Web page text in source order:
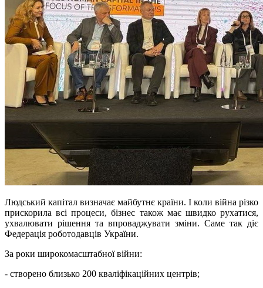
Людський капітал визначає майбутнє країни. І коли війна різко
прискорила всі процеси, бізнес також має швидко рухатися,
ухвалювати рішення та впроваджувати зміни. Саме так діє
Федерація роботодавців України.
За роки широкомасштабної війни:
- створено близько 200 кваліфікаційних центрів;